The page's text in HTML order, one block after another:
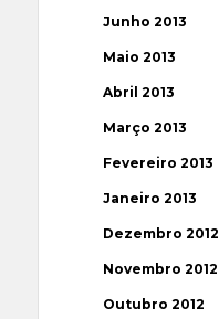
Junho 2013
Maio 2013
Abril 2013
Março 2013
Fevereiro 2013
Janeiro 2013
Dezembro 2012
Novembro 2012
Outubro 2012